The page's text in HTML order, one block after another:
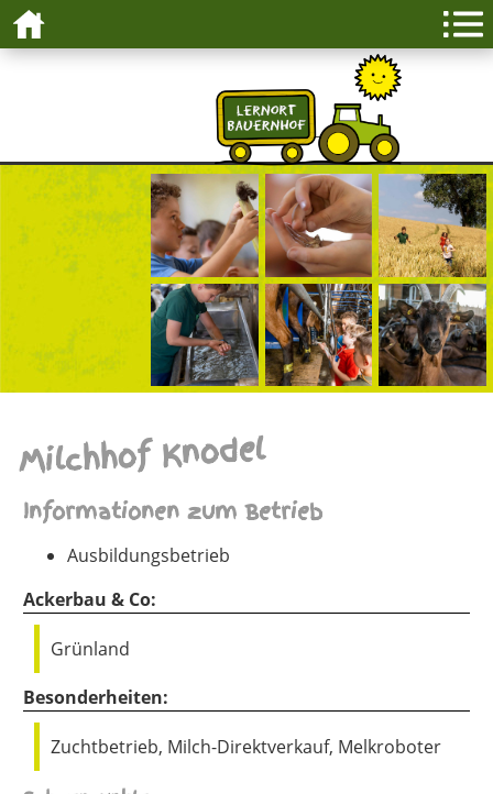
Milchhof Knodel
Informationen zum Betrieb
Ausbildungsbetrieb
Ackerbau & Co:
Grünland
Besonderheiten:
Zuchtbetrieb, Milch-Direktverkauf, Melkroboter